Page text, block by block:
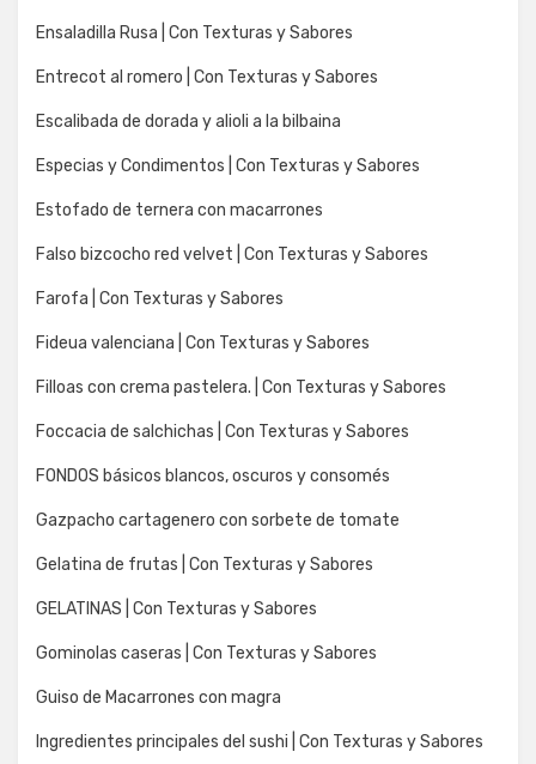
Ensaladilla Rusa | Con Texturas y Sabores
Entrecot al romero | Con Texturas y Sabores
Escalibada de dorada y alioli a la bilbaina
Especias y Condimentos | Con Texturas y Sabores
Estofado de ternera con macarrones
Falso bizcocho red velvet | Con Texturas y Sabores
Farofa | Con Texturas y Sabores
Fideua valenciana | Con Texturas y Sabores
Filloas con crema pastelera. | Con Texturas y Sabores
Foccacia de salchichas | Con Texturas y Sabores
FONDOS básicos blancos, oscuros y consomés
Gazpacho cartagenero con sorbete de tomate
Gelatina de frutas | Con Texturas y Sabores
GELATINAS | Con Texturas y Sabores
Gominolas caseras | Con Texturas y Sabores
Guiso de Macarrones con magra
Ingredientes principales del sushi | Con Texturas y Sabores